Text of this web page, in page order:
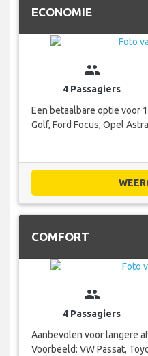
ECONOMIE
group
4 Passagiers
Een betaalbare optie voor
Golf, Ford Focus, Opel
COMFORT
group
4 Passagiers
Aanbevolen voor langere
Voorbeeld: VW Passat,